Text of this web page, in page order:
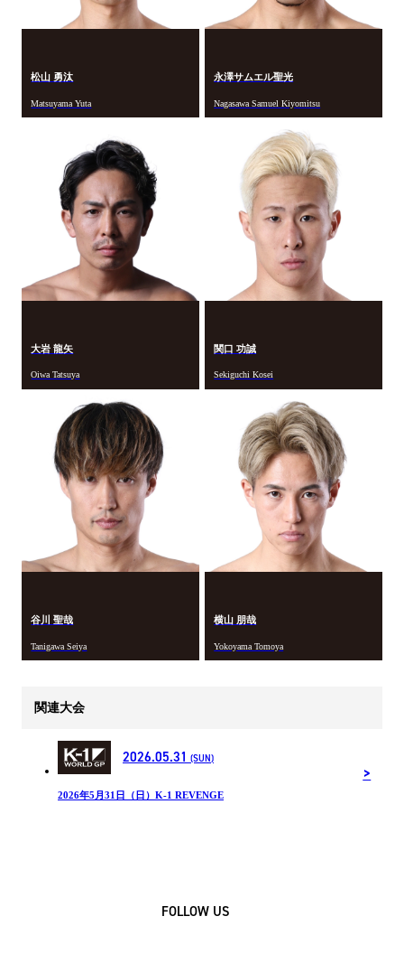
松山 勇汰
Matsuyama Yuta
永澤サムエル聖光
Nagasawa Samuel Kiyomitsu
大岩 龍矢
Oiwa Tatsuya
関口 功誠
Sekiguchi Kosei
谷川 聖哉
Tanigawa Seiya
横山 朋哉
Yokoyama Tomoya
関連大会
2026.05.31 (SUN)
2026年5月31日（日）K-1 REVENGE
FOLLOW US